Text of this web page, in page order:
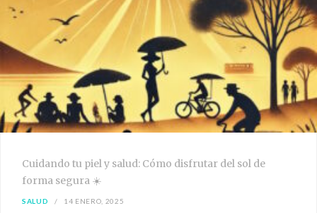
Cuidando tu piel y salud: Cómo disfrutar del sol de
forma segura ☀️
SALUD 14 ENERO, 2025